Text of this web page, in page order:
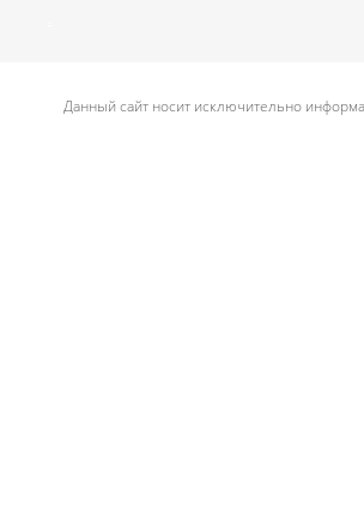
Данный сайт носит исключительно